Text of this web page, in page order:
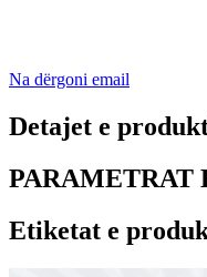
Na dërgoni email
Detajet e
PARAMETRAT
Etiketat e